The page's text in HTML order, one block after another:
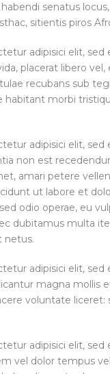
senatus
sitientis piros
adipisici elit,
placerat libero
recubans sub
habitant morbi
adipisici elit,
non est
amari petere
ut labore et
odio operae, eu
dubitamus multa
netus.
adipisici elit,
magna mollis
voluntate
adipisici elit,
vel dolor tempus